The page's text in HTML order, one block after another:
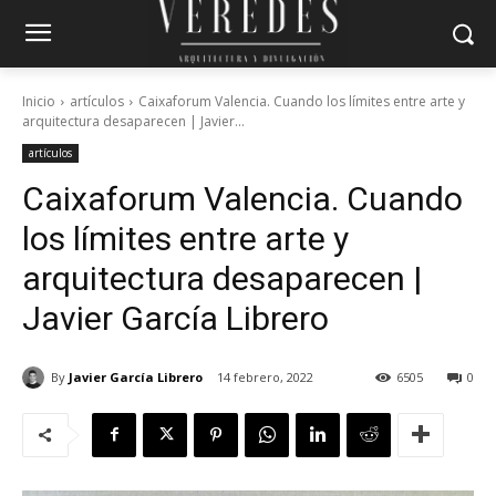
Inicio artículos
Caixaforum Valencia. Cuando los límites entre arte y
arquitectura desaparecen | Javier...
artículos
Caixaforum Valencia. Cuando
los límites entre arte y
arquitectura desaparecen |
Javier García Librero
By Javier García Librero 14 febrero, 2022 0
6505